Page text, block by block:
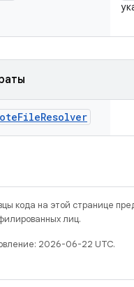
FileResolver
кода на этой странице
лиц.
2026-06-22 UTC.